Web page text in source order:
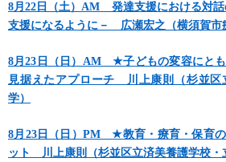
8月22日（土）AM 発達支援における対
支援になるように－ 広瀬宏之（横須賀市
8月23日（日）AM ★子どもの変容にと
見据えたアプローチ 川上康則（杉並区
学）
8月23日（日）PM ★教育・療育・保育
ット 川上康則（杉並区立済美養護学校・